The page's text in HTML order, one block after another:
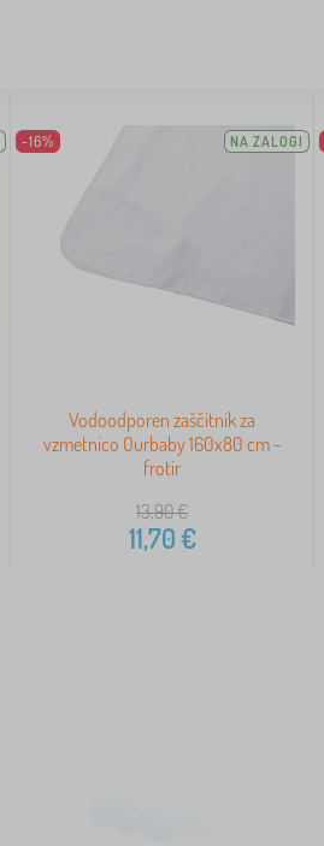
-16% NA ZALOGI
Vodoodporen zaščitnik za
vzmetnico Ourbaby 160x80 cm -
frotir
13,90€
11,70€